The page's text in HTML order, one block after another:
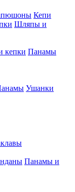
Кепи
Шляпы и
кепки Панамы
Ушанки
Панамы и